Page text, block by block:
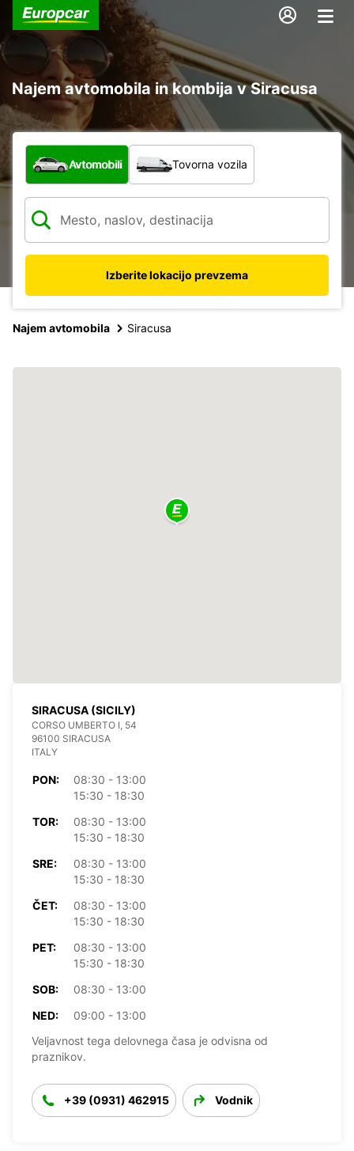
Najem avtomobila in kombija v Siracusa
Katera vrsta vozila?
Avtomobili Tovorna vozila
Izberite lokacijo prevzema
Najem avtomobila Siracusa
SIRACUSA (SICILY)
CORSO UMBERTO I, 54
96100 SIRACUSA
ITALY
PON:
08:30 - 13:00
15:30 - 18:30
TOR:
08:30 - 13:00
15:30 - 18:30
SRE:
08:30 - 13:00
15:30 - 18:30
ČET:
08:30 - 13:00
15:30 - 18:30
PET:
08:30 - 13:00
15:30 - 18:30
SOB:
08:30 - 13:00
NED:
09:00 - 13:00
Veljavnost tega delovnega časa je odvisna od
praznikov.
+39 (0931) 462915 Vodnik